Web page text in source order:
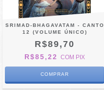
SRIMAD-BHAGAVATAM - CANTO
12 (VOLUME ÚNICO)
R$89,70
R$85,22 COM PIX